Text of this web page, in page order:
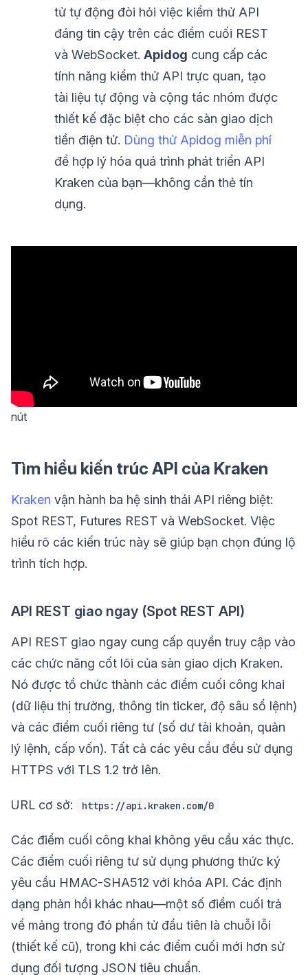
tử tự động đòi hỏi việc kiểm thử API
đáng tin cậy trên các điểm cuối REST
và WebSocket.Apidog cung cấp các
tính năng kiểm thử API trực quan, tạo
tài liệu tự động và cộng tác nhóm được
thiết kế đặc biệt cho các sàn giao dịch
tiền điện tử. Dùng thử Apidog miễn phí
để hợp lý hóa quá trình phát triển API
Kraken của bạn—không cần thẻ tín
dụng.
nút
Tìm hiểu kiến trúc API của Kraken
Kraken vận hành ba hệ sinh thái API riêng biệt:
Spot REST, Futures REST và WebSocket. Việc
hiểu rõ các kiến trúc này sẽ giúp bạn chọn đúng lộ
trình tích hợp.
API REST giao ngay (Spot REST API)
API REST giao ngay cung cấp quyền truy cập vào
các chức năng cốt lõi của sàn giao dịch Kraken.
Nó được tổ chức thành các điểm cuối công khai
(dữ liệu thị trường, thông tin ticker, độ sâu sổ lệnh)
và các điểm cuối riêng tư (số dư tài khoản, quản
lý lệnh, cấp vốn). Tất cả các yêu cầu đều sử dụng
HTTPS với TLS 1.2 trở lên.
URL cơ sở: https://api.kraken.com/0
Các điểm cuối công khai không yêu cầu xác thực.
Các điểm cuối riêng tư sử dụng phương thức ký
yêu cầu HMAC-SHA512 với khóa API. Các định
dạng phản hồi khác nhau—một số điểm cuối trả
về mảng trong đó phần tử đầu tiên là chuỗi lỗi
(thiết kế cũ), trong khi các điểm cuối mới hơn sử
dụng đối tượng JSON tiêu chuẩn.